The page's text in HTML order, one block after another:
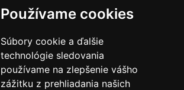
Používame cookies
Súbory cookie a ďalšie
technológie sledovania
používame na zlepšenie vášho
zážitku z prehliadania našich
3 752€ Predať
2 3 4 5 6